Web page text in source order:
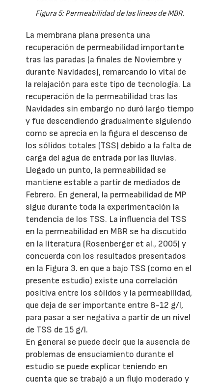
Figura 5: Permeabilidad de las líneas de MBR.
La membrana plana presenta una
recuperación de permeabilidad importante
tras las paradas (a finales de Noviembre y
durante Navidades), remarcando lo vital de
la relajación para este tipo de tecnología. La
recuperación de la permeabilidad tras las
Navidades sin embargo no duró largo tiempo
y fue descendiendo gradualmente siguiendo
como se aprecia en la figura el descenso de
los sólidos totales (TSS) debido a la falta de
carga del agua de entrada por las lluvias.
Llegado un punto, la permeabilidad se
mantiene estable a partir de mediados de
Febrero. En general, la permeabilidad de MP
sigue durante toda la experimentación la
tendencia de los TSS. La influencia del TSS
en la permeabilidad en MBR se ha discutido
en la literatura (Rosenberger et al., 2005) y
concuerda con los resultados presentados
en la Figura 3. en que a bajo TSS (como en el
presente estudio) existe una correlación
positiva entre los sólidos y la permeabilidad,
que deja de ser importante entre 8-12 g/l,
para pasar a ser negativa a partir de un nivel
de TSS de 15 g/l.
En general se puede decir que la ausencia de
problemas de ensuciamiento durante el
estudio se puede explicar teniendo en
cuenta que se trabajó a un flujo moderado y